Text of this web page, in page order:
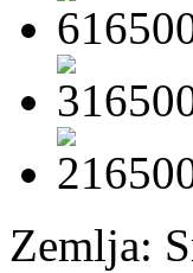
Zemlja: